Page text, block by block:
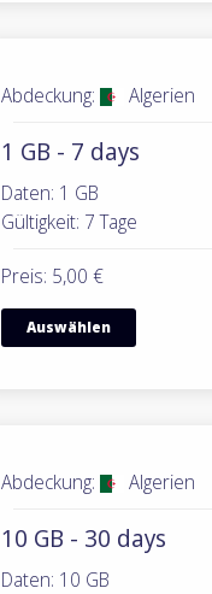
Abdeckung: Algerien
1 GB - 7 days
Daten: 1 GB
Gültigkeit: 7 Tage
Preis: 5,00 €
Auswählen
Abdeckung: Algerien
10 GB - 30 days
Daten: 10 GB